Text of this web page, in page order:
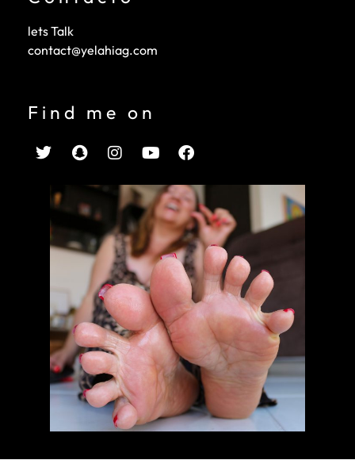
lets Talk
contact@yelahiag.com
Find me on